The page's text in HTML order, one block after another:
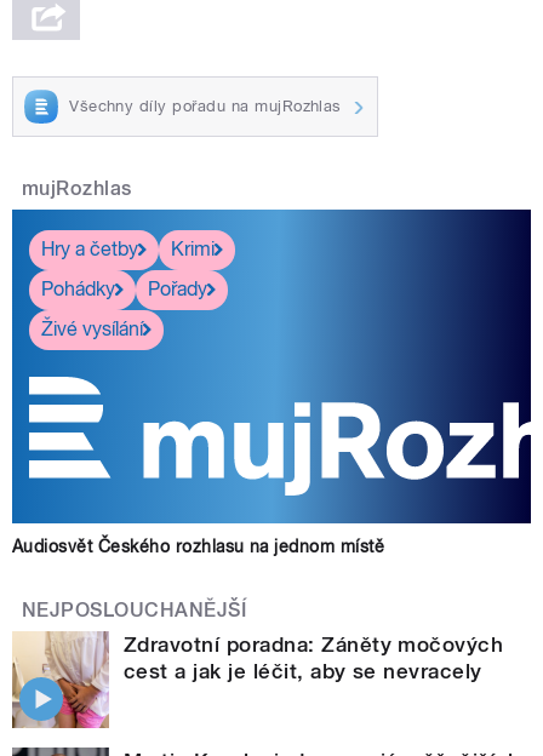
Všechny díly pořadu na mujRozhlas
mujRozhlas
Hry a četby
Krimi
Pohádky
Pořady
Živé vysílání
Audiosvět Českého rozhlasu na jednom místě
NEJPOSLOUCHANĚJŠÍ
Zdravotní poradna: Záněty močových
cest a jak je léčit, aby se nevracely